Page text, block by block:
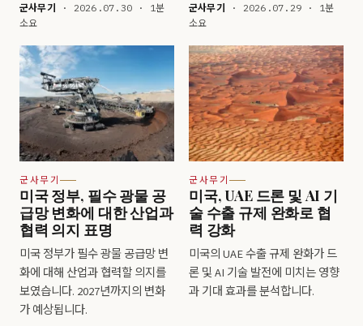
군사무기
· 2026.07.30 · 1분
소요
군사무기
· 2026.07.29 · 1분
소요
군사무기
미국 정부, 필수 광물 공
급망 변화에 대한 산업과
협력 의지 표명
미국 정부가 필수 광물 공급망 변
화에 대해 산업과 협력할 의지를
보였습니다. 2027년까지의 변화
가 예상됩니다.
군사무기
미국, UAE 드론 및 AI 기
술 수출 규제 완화로 협
력 강화
미국의 UAE 수출 규제 완화가 드
론 및 AI 기술 발전에 미치는 영향
과 기대 효과를 분석합니다.